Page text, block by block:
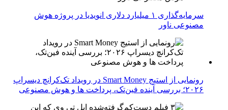
سرمایه‌گذاری ۱ میلیارد دلاری انویدیا در پروژه هوش
مصنوعی ناور
رونمایی از استیج Smart Money در رویداد تک‌کرانچ دیسراپ
۲۰۲۶؛ بررسی آینده فین‌تک، پرداخت‌ ها و هوش مصنوعی